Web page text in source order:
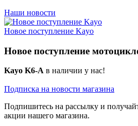
Наши новости
Новое поступление Kayo
Новое поступление
Kayo K6-A в наличии у нас!
Подписка на новости магазина
Подпишитесь на рассылку и
акции нашего магазина.